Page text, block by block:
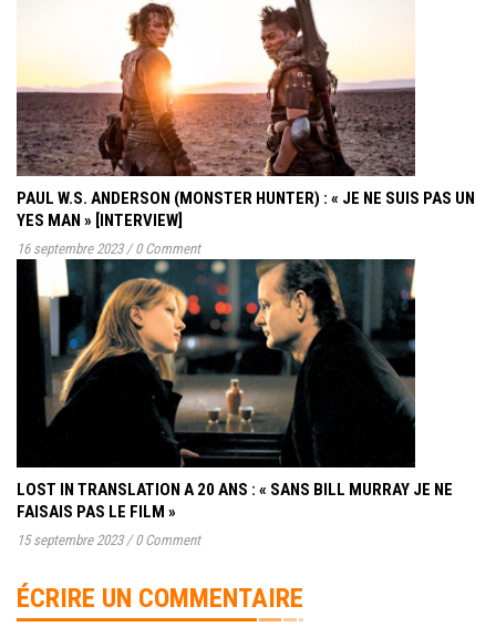
PAUL W.S. ANDERSON (MONSTER HUNTER) : « JE NE SUIS PAS UN
YES MAN » [INTERVIEW]
16 septembre 2023 / 0 Comment
LOST IN TRANSLATION A 20 ANS : « SANS BILL MURRAY JE NE
FAISAIS PAS LE FILM »
15 septembre 2023 / 0 Comment
ÉCRIRE UN COMMENTAIRE